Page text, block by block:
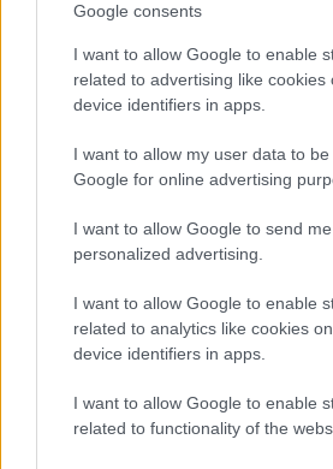
Google consents
I want to allow Google to enable
related to advertising like cookies
device identifiers in apps.
I want to allow my user data to
Google for online advertising
I want to allow Google to send me
personalized advertising.
I want to allow Google to enable
related to analytics like cookies
device identifiers in apps.
I want to allow Google to enable
related to functionality of the